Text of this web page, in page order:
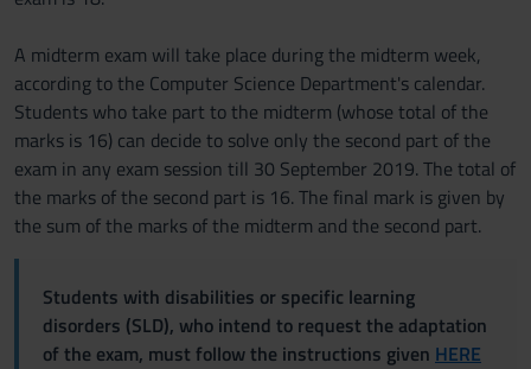
A midterm exam will take place during the midterm week,
according to the Computer Science Department's calendar.
Students who take part to the midterm (whose total of the
marks is 16) can decide to solve only the second part of the
exam in any exam session till 30 September 2019. The total of
the marks of the second part is 16. The final mark is given by
the sum of the marks of the midterm and the second part.
Students with disabilities or specific learning
disorders (SLD), who intend to request the adaptation
of the exam, must follow the instructions given HERE